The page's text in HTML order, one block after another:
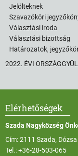
Jelölteknek
Szavazóköri
Választási iroda
Választási bizottság
Határozatok,
2022. ÉVI
Elérhetőségek
Szada Nagyközség
Cím: 2111 Szada,
Tel.:+36-28-503-065